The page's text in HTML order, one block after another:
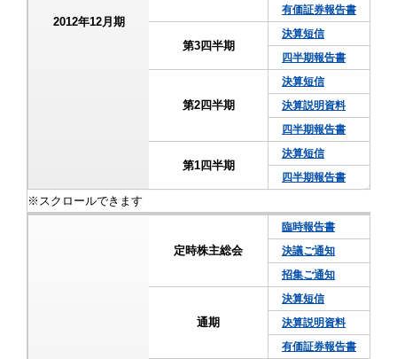
2012年12月期
有価証券報告書
第3四半期
決算短信
四半期報告書
第2四半期
決算短信
決算説明資料
四半期報告書
第1四半期
決算短信
四半期報告書
定時株主総会
臨時報告書
決議ご通知
招集ご通知
通期
決算短信
決算説明資料
有価証券報告書